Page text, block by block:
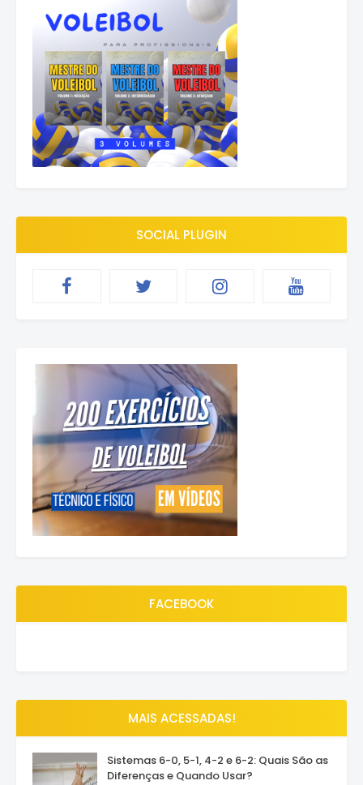
SOCIAL PLUGIN
FACEBOOK
MAIS ACESSADAS!
Sistemas 6-0, 5-1, 4-2 e 6-2: Quais São as
Diferenças e Quando Usar?